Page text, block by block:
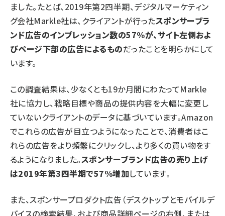
ました。たとば、2019年第2四半期、デジタルマーケティン
グ会社Markle社は、クライアントが行ったスポンサーブラ
ンド広告のインプレッション数の57%が、サイト左側およ
びページ下部の広告によるものだったことを明らかにして
います。
この調査結果は、少なくとも19か月間にわたってMarkle
社に協力し、戦略目標や商品の提供内容を大幅に変更し
ていないクライアントのデータに基づいています。Amazon
でこれらの広告が目立つようになったことで、消費者はこ
れらの広告をより頻繁にクリックし、より多くの買い物をす
るようになりました。スポンサーブランド広告の売り上げ
は2019年第3四半期で57%増加しています。
また、スポンサープロダクト広告（デスクトップとモバイルデ
バイスの検索結果、および商品詳細ページの右側、または